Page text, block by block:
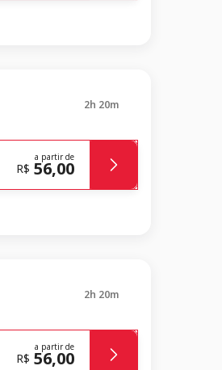
2h 20m
a partir de
R$ 56,00
2h 20m
a partir de
R$ 56,00